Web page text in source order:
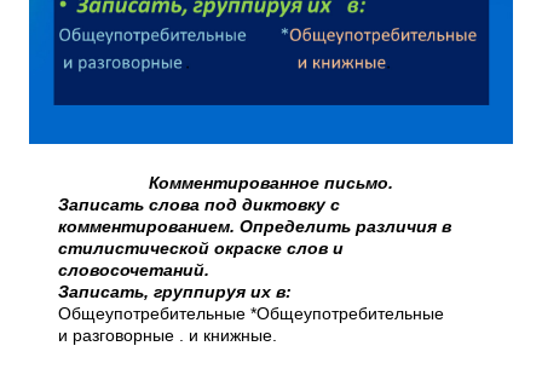
Комментированное письмо.
Записать слова под диктовку с
комментированием. Определить различия в
стилистической окраске слов и
словосочетаний.
Записать, группируя их в:
Общеупотребительные *Общеупотребительные
и разговорные . и книжные.